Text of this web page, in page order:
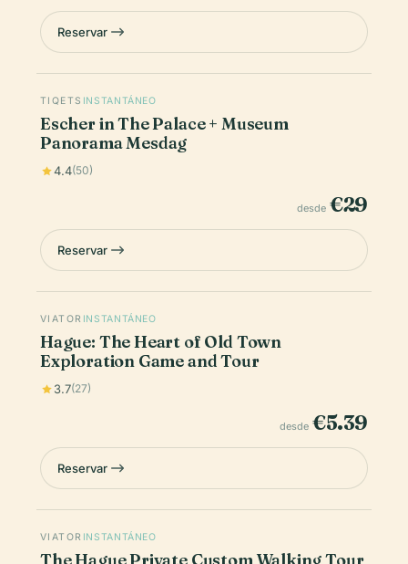
Reservar
TIQETS INSTANTÁNEO
Escher in The Palace + Museum
Panorama Mesdag
4.4(50)
desde €29
Reservar
VIATOR INSTANTÁNEO
Hague: The Heart of Old Town
Exploration Game and Tour
3.7(27)
desde €5.39
Reservar
VIATOR INSTANTÁNEO